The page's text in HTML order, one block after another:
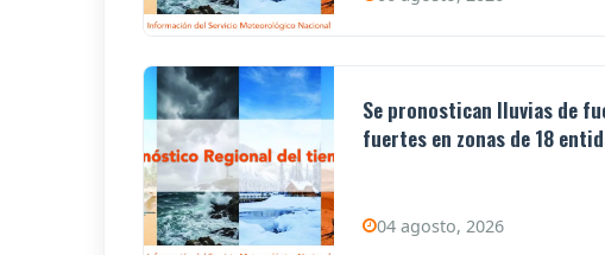
Se pronostican lluvias de
fuertes en zonas de 18
04 agosto, 2026